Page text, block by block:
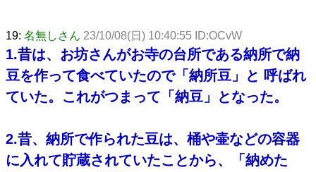
19: 名無しさん 23/10/08(日) 10:40:55 ID:OCvW
1.昔は、お坊さんがお寺の台所である納所で納
豆を作って食べていたので「納所豆」と 呼ばれ
ていた。これがつまって「納豆」となった。
2.昔、納所で作られた豆は、桶や壷などの容器
に入れて貯蔵されていたことから、「納めた